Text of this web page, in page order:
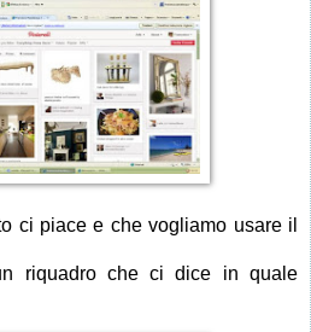
ci piace e che vogliamo usare il
riquadro che ci dice in quale